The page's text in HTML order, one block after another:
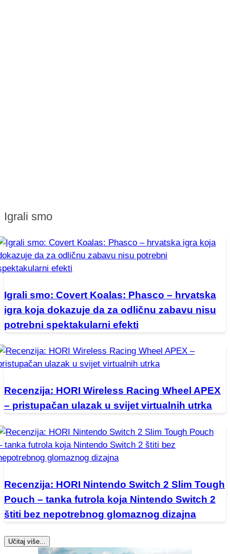
Igrali smo
Igrali smo: Covert Koalas: Phasco – hrvatska
igra koja dokazuje da za odličnu zabavu nisu
potrebni spektakularni efekti
Recenzija: HORI Wireless Racing Wheel APEX
– pristupačan ulazak u svijet virtualnih utrka
Recenzija: HORI Nintendo Switch 2 Slim Tough
Pouch – tanka futrola koja Nintendo Switch 2
štiti bez nepotrebnog glomaznog dizajna
Učitaj više...